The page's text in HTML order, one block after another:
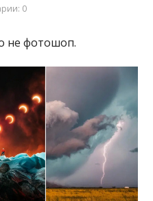
0
не фотошоп.